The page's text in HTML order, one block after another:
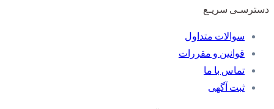
دسترسـی سریـع
سوالات متداول
قوانین و مقررات
تماس با ما
ثبت آگهی